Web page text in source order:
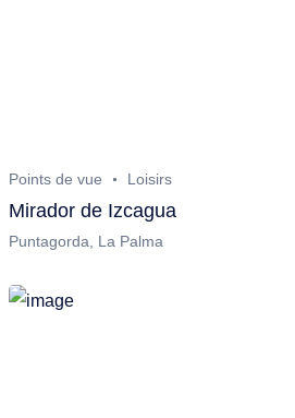
Points de vue Loisirs
Mirador de Izcagua
Puntagorda, La Palma